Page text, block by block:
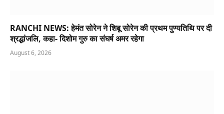
RANCHI NEWS: हेमंत सोरेन ने शिबू सोरेन की प्रथम पुण्यतिथि पर दी
श्रद्धांजलि, कहा- दिशोम गुरु का संघर्ष अमर रहेगा
August 6, 2026